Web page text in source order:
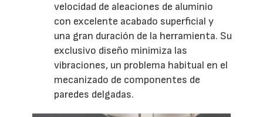
velocidad de aleaciones de aluminio
con excelente acabado superficial y
una gran duración de la herramienta. Su
exclusivo diseño minimiza las
vibraciones, un problema habitual en el
mecanizado de componentes de
paredes delgadas.